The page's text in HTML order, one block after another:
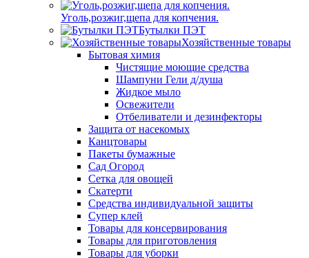
Уголь,розжиг,щепа для копчения.
Бутылки ПЭТ
Хозяйственные товары
Бытовая химия
Чистящие моющие средства
Шампуни Гели д/душа
Жидкое мыло
Освежители
Отбеливатели и дезинфекторы
Защита от насекомых
Канцтовары
Пакеты бумажные
Сад Огород
Сетка для овощей
Скатерти
Средства индивидуальной защиты
Супер клей
Товары для консервирования
Товары для приготовления
Товары для уборки